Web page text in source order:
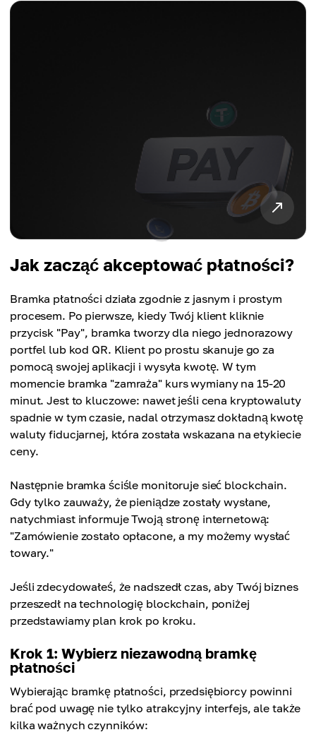
Jak zacząć akceptować płatności?
Bramka płatności działa zgodnie z jasnym i prostym
procesem. Po pierwsze, kiedy Twój klient kliknie
przycisk "Pay", bramka tworzy dla niego jednorazowy
portfel lub kod QR. Klient po prostu skanuje go za
pomocą swojej aplikacji i wysyła kwotę. W tym
momencie bramka "zamraża" kurs wymiany na 15-20
minut. Jest to kluczowe: nawet jeśli cena kryptowaluty
spadnie w tym czasie, nadal otrzymasz dokładną kwotę
waluty fiducjarnej, która została wskazana na etykiecie
ceny.
Następnie bramka ściśle monitoruje sieć blockchain.
Gdy tylko zauważy, że pieniądze zostały wysłane,
natychmiast informuje Twoją stronę internetową:
"Zamówienie zostało opłacone, a my możemy wysłać
towary."
Jeśli zdecydowałeś, że nadszedł czas, aby Twój biznes
przeszedł na technologię blockchain, poniżej
przedstawiamy plan krok po kroku.
Krok 1: Wybierz niezawodną bramkę
płatności
Wybierając bramkę płatności, przedsiębiorcy powinni
brać pod uwagę nie tylko atrakcyjny interfejs, ale także
kilka ważnych czynników: